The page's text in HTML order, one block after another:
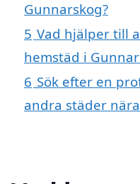
Gunnarskog?
5 Vad hjälper till
hemstäd i
6 Sök efter en
andra städer